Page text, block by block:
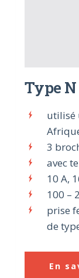
Type N
utilisé
3
avec
10 A,
100 –
prise
de
En